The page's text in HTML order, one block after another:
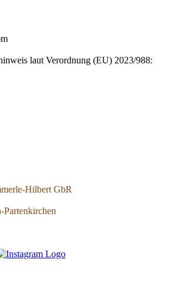
laut Verordnung (EU) 2023/988:
Hilbert GbR